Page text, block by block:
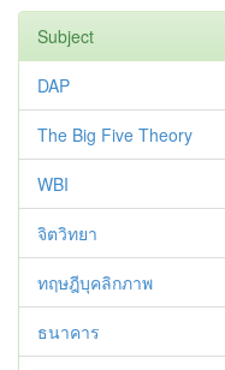
Subject
DAP
The Big Five Theory
WBI
จิตวิทยา
ทฤษฎีบุคลิกภาพ
ธนาคาร